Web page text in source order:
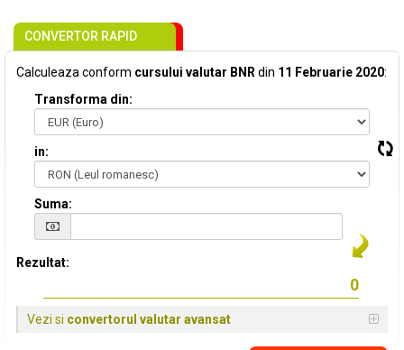
CONVERTOR RAPID
Calculeaza conform cursului valutar BNR din 11 Februarie 2020:
Transforma din:
in:
Suma:
Rezultat:
Vezi si convertorul valutar avansat